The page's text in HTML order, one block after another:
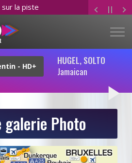
la piste
HUGEL, SOLTO
Jamaican
play_arrow
galerie Photo